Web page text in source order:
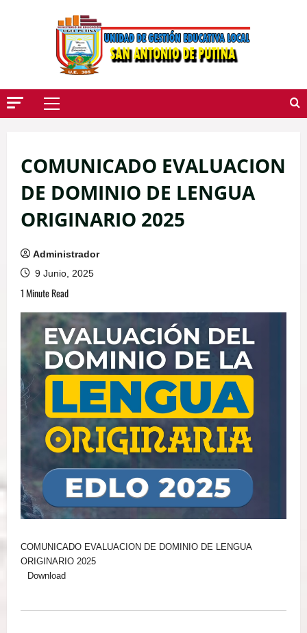
Menú
COMUNICADO EVALUACION
DE DOMINIO DE LENGUA
ORIGINARIO 2025
Administrador
9 Junio, 2025
1 Minute Read
COMUNICADO EVALUACION DE DOMINIO DE LENGUA
ORIGINARIO 2025
Download